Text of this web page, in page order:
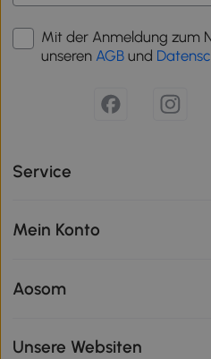
Mit der Anmeldung zum
unseren AGB und
Service
Mein Konto
Aosom
Unsere Websiten